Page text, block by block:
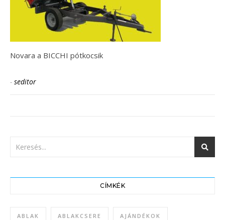
Novara a BICCHI pótkocsik
- seditor
CÍMKÉK
ABLAK ABLAKCSERE AJÁNDÉKOK